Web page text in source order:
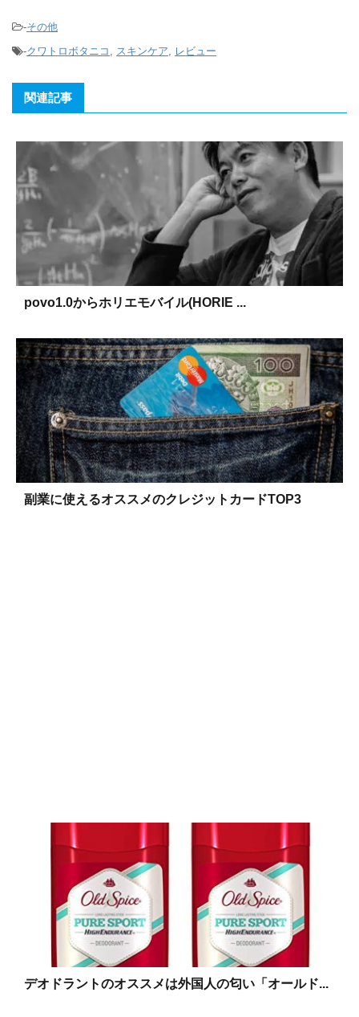
-その他
-クワトロボタニコ スキンケア レビュー
関連記事
povo1.0からホリエモバイル(HORIE ...
副業に使えるオススメのクレジットカードTOP3
デオドラントのオススメは外国人の匂い「オールド...